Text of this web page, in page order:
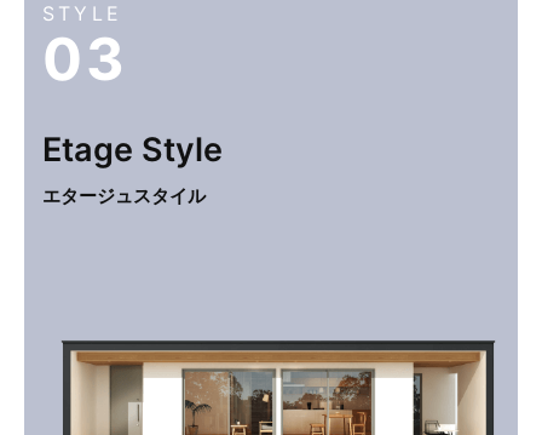
STYLE
03
Etage Style
エタージュスタイル